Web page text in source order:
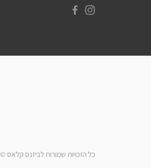
כל הזכויות שמורות לביזנס קלאס © 2026